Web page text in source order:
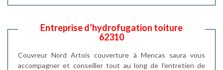
Entreprise d’hydrofugation toiture
62310
Couvreur Nord Artois couverture à Mencas saura vous
accompagner et conseiller tout au long de l’entretien de